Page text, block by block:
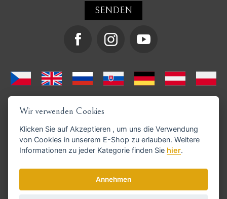
GoPay-Zahlungen möglich
Wir verwenden Cookies
Klicken Sie auf Akzeptieren , um uns die Verwendung
von Cookies in unserem E-Shop zu erlauben. Weitere
Informationen zu jeder Kategorie finden Sie hier.
Annehmen